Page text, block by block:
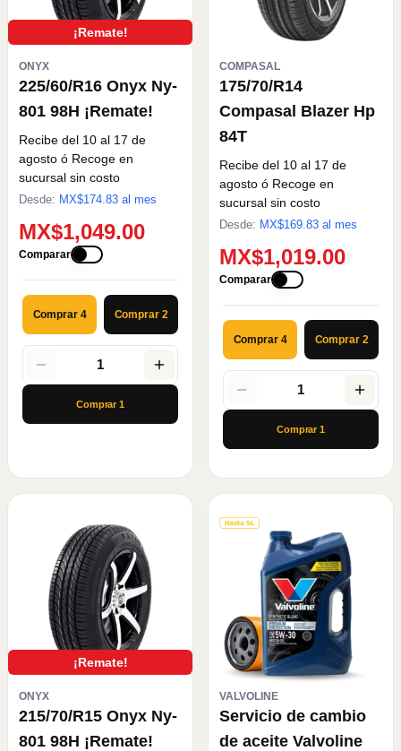
¡Remate!
ONYX
225/60/R16 Onyx Ny-
801 98H ¡Remate!
Recibe del 10 al 17 de
agosto ó Recoge en
sucursal sin costo
Desde: MX$174.83 al mes
MX$1,049.00
Comparar
Comprar 4 Comprar 2
1
Comprar1
COMPASAL
175/70/R14
Compasal Blazer Hp
84T
Recibe del 10 al 17 de
agosto ó Recoge en
sucursal sin costo
Desde: MX$169.83 al mes
MX$1,019.00
Comparar
Comprar 4 Comprar 2
1
Comprar1
¡Remate!
ONYX
215/70/R15 Onyx Ny-
801 98H ¡Remate!
VALVOLINE
Servicio de cambio
de aceite Valvoline